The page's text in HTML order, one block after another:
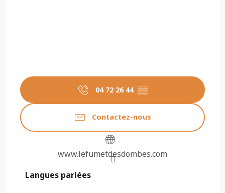
04 72 26 44 ▒▒
Contactez-nous
www.lefumetdesdombes.com
Langues parlées
Langues parlées